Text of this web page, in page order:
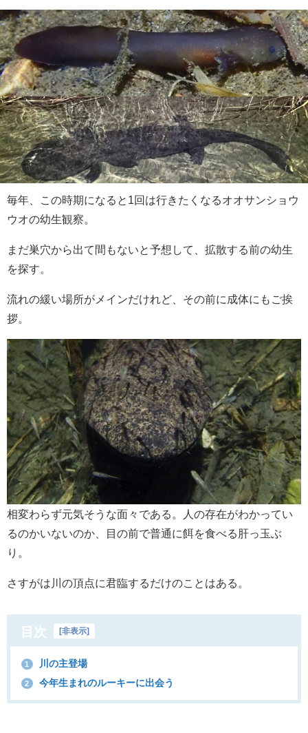
毎年、この時期になると1回は行きたくなるオオサンショウ
ウオの幼生観察。
まだ巣穴から出て間もないと予想して、拡散する前の幼生
を探す。
流れの緩い場所がメインだけれど、その前に成体にもご挨
拶。
相変わらず元気そうな面々である。人の存在がわかってい
るのかいないのか、目の前で普通に餌を食べる肝っ玉ぶ
り。
さすがは川の頂点に君臨するだけのことはある。
目次 非表示
1 川の主登場
2 今年生まれのルーキーに出会う